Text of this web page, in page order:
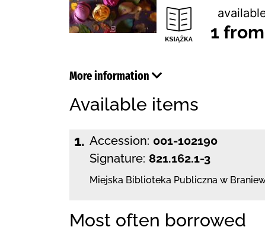
1
More information
Available items
1. Accession: 001-102190
Signature: 821.162.1-3
Miejska Biblioteka Publiczna w
Most often borrowed